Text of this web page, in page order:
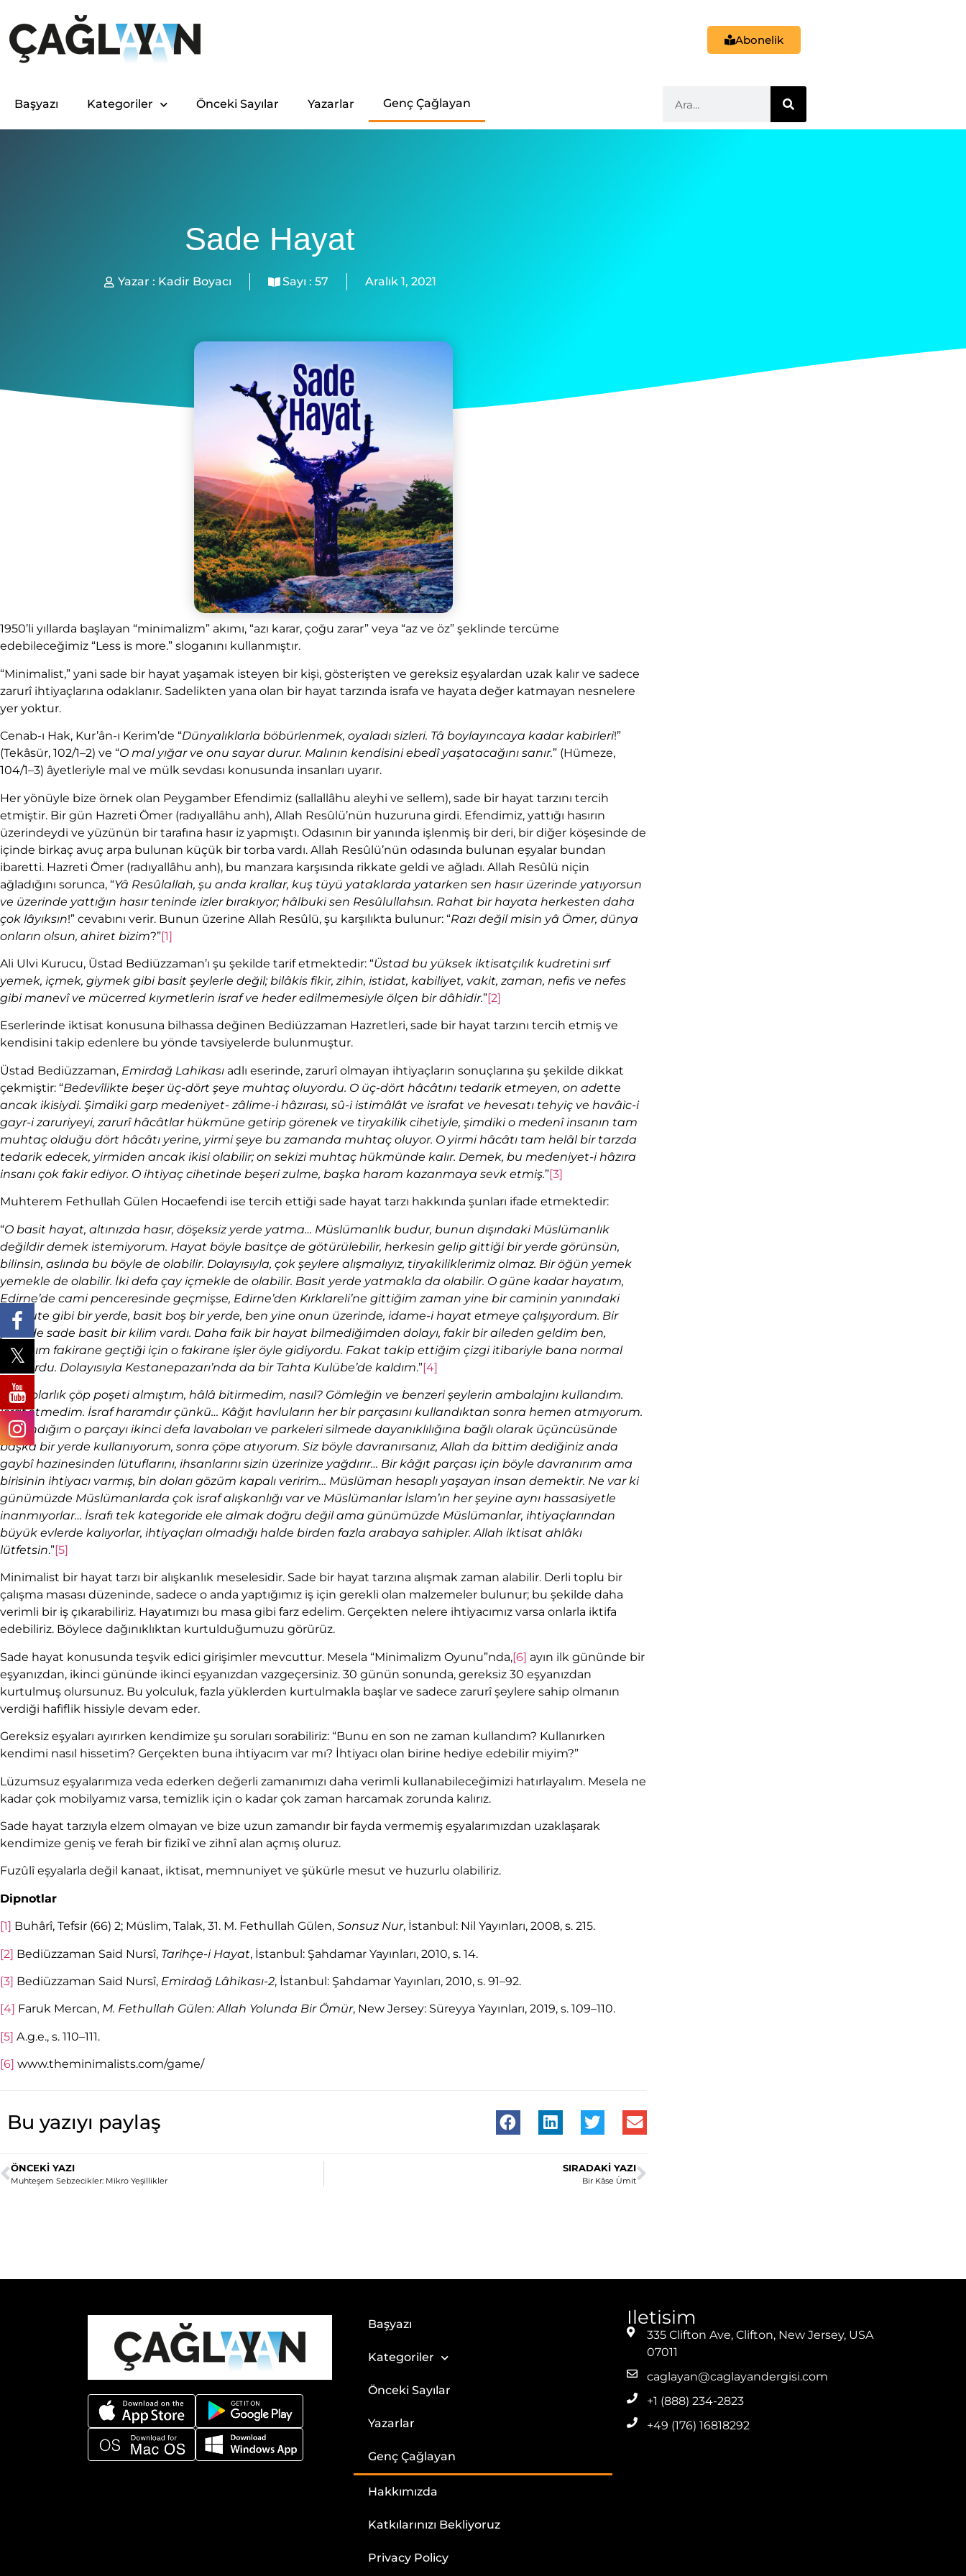
Abonelik
Başyazı Kategoriler Önceki Sayılar Yazarlar Genç Çağlayan
Sade Hayat
Yazar : Kadir Boyacı Sayı : 57 Aralık 1, 2021
1950’li yıllarda başlayan “minimalizm” akımı, “azı karar, çoğu zarar” veya “az ve öz” şeklinde tercüme
edebileceğimiz “Less is more.” sloganını kullanmıştır.
“Minimalist,” yani sade bir hayat yaşamak isteyen bir kişi, gösterişten ve gereksiz eşyalardan uzak kalır ve sadece
zarurî ihtiyaçlarına odaklanır. Sadelikten yana olan bir hayat tarzında israfa ve hayata değer katmayan nesnelere
yer yoktur.
Cenab-ı Hak, Kur’ân-ı Kerim’de “Dünyalıklarla böbürlenmek, oyaladı sizleri. Tâ boylayıncaya kadar kabirleri!”
(Tekâsür, 102/1–2) ve “O mal yığar ve onu sayar durur. Malının kendisini ebedî yaşatacağını sanır.” (Hümeze,
104/1–3) âyetleriyle mal ve mülk sevdası konusunda insanları uyarır.
Her yönüyle bize örnek olan Peygamber Efendimiz (sallallâhu aleyhi ve sellem), sade bir hayat tarzını tercih
etmiştir. Bir gün Hazreti Ömer (radıyallâhu anh), Allah Resûlü’nün huzuruna girdi. Efendimiz, yattığı hasırın
üzerindeydi ve yüzünün bir tarafına hasır iz yapmıştı. Odasının bir yanında işlenmiş bir deri, bir diğer köşesinde de
içinde birkaç avuç arpa bulunan küçük bir torba vardı. Allah Resûlü’nün odasında bulunan eşyalar bundan
ibaretti. Hazreti Ömer (radıyallâhu anh), bu manzara karşısında rikkate geldi ve ağladı. Allah Resûlü niçin
ağladığını sorunca, “Yâ Resûlallah, şu anda krallar, kuş tüyü yataklarda yatarken sen hasır üzerinde yatıyorsun
ve üzerinde yattığın hasır teninde izler bırakıyor; hâlbuki sen Resûlullahsın. Rahat bir hayata herkesten daha
çok lâyıksın!” cevabını verir. Bunun üzerine Allah Resûlü, şu karşılıkta bulunur: “Razı değil misin yâ Ömer, dünya
onların olsun, ahiret bizim?”[1]
Ali Ulvi Kurucu, Üstad Bediüzzaman’ı şu şekilde tarif etmektedir: “Üstad bu yüksek iktisatçılık kudretini sırf
yemek, içmek, giymek gibi basit şeylerle değil; bilâkis fikir, zihin, istidat, kabiliyet, vakit, zaman, nefis ve nefes
gibi manevî ve mücerred kıymetlerin israf ve heder edilmemesiyle ölçen bir dâhidir.”[2]
Eserlerinde iktisat konusuna bilhassa değinen Bediüzzaman Hazretleri, sade bir hayat tarzını tercih etmiş ve
kendisini takip edenlere bu yönde tavsiyelerde bulunmuştur.
Üstad Bediüzzaman, Emirdağ Lahikası adlı eserinde, zarurî olmayan ihtiyaçların sonuçlarına şu şekilde dikkat
çekmiştir: “Bedevîlikte beşer üç-dört şeye muhtaç oluyordu. O üç-dört hâcâtını tedarik etmeyen, on adette
ancak ikisiydi. Şimdiki garp medeniyet- zâlime-i hâzırası, sû-i istimâlât ve israfat ve hevesatı tehyiç ve havâic-i
gayr-i zaruriyeyi, zarurî hâcâtlar hükmüne getirip görenek ve tiryakilik cihetiyle, şimdiki o medenî insanın tam
muhtaç olduğu dört hâcâtı yerine, yirmi şeye bu zamanda muhtaç oluyor. O yirmi hâcâtı tam helâl bir tarzda
tedarik edecek, yirmiden ancak ikisi olabilir; on sekizi muhtaç hükmünde kalır. Demek, bu medeniyet-i hâzıra
insanı çok fakir ediyor. O ihtiyaç cihetinde beşeri zulme, başka haram kazanmaya sevk etmiş.”[3]
Muhterem Fethullah Gülen Hocaefendi ise tercih ettiği sade hayat tarzı hakkında şunları ifade etmektedir:
“O basit hayat, altınızda hasır, döşeksiz yerde yatma… Müslümanlık budur, bunun dışındaki Müslümanlık
değildir demek istemiyorum. Hayat böyle basitçe de götürülebilir, herkesin gelip gittiği bir yerde görünsün,
bilinsin, aslında bu böyle de olabilir. Dolayısıyla, çok şeylere alışmalıyız, tiryakiliklerimiz olmaz. Bir öğün yemek
yemekle de olabilir. İki defa çay içmekle de olabilir. Basit yerde yatmakla da olabilir. O güne kadar hayatım,
Edirne’de cami penceresinde geçmişse, Edirne’den Kırklareli’ne gittiğim zaman yine bir caminin yanındaki
meşrute gibi bir yerde, basit boş bir yerde, ben yine onun üzerinde, idame-i hayat etmeye çalışıyordum. Bir
yerinde sade basit bir kilim vardı. Daha faik bir hayat bilmediğimden dolayı, fakir bir aileden geldim ben,
hayatım fakirane geçtiği için o fakirane işler öyle gidiyordu. Fakat takip ettiğim çizgi itibariyle bana normal
geliyordu. Dolayısıyla Kestanepazarı’nda da bir Tahta Kulübe’de kaldım.”[4]
Bir dolarlık çöp poşeti almıştım, hâlâ bitirmedim, nasıl? Gömleğin ve benzeri şeylerin ambalajını kullandım.
İsraf etmedim. İsraf haramdır çünkü… Kâğıt havluların her bir parçasını kullandıktan sonra hemen atmıyorum.
Kullandığım o parçayı ikinci defa lavaboları ve parkeleri silmede dayanıklılığına bağlı olarak üçüncüsünde
başka bir yerde kullanıyorum, sonra çöpe atıyorum. Siz böyle davranırsanız, Allah da bittim dediğiniz anda
gaybî hazinesinden lütuflarını, ihsanlarını sizin üzerinize yağdırır… Bir kâğıt parçası için böyle davranırım ama
birisinin ihtiyacı varmış, bin doları gözüm kapalı veririm… Müslüman hesaplı yaşayan insan demektir. Ne var ki
günümüzde Müslümanlarda çok israf alışkanlığı var ve Müslümanlar İslam’ın her şeyine aynı hassasiyetle
inanmıyorlar… İsrafı tek kategoride ele almak doğru değil ama günümüzde Müslümanlar, ihtiyaçlarından
büyük evlerde kalıyorlar, ihtiyaçları olmadığı halde birden fazla arabaya sahipler. Allah iktisat ahlâkı
lütfetsin.”[5]
Minimalist bir hayat tarzı bir alışkanlık meselesidir. Sade bir hayat tarzına alışmak zaman alabilir. Derli toplu bir
çalışma masası düzeninde, sadece o anda yaptığımız iş için gerekli olan malzemeler bulunur; bu şekilde daha
verimli bir iş çıkarabiliriz. Hayatımızı bu masa gibi farz edelim. Gerçekten nelere ihtiyacımız varsa onlarla iktifa
edebiliriz. Böylece dağınıklıktan kurtulduğumuzu görürüz.
Sade hayat konusunda teşvik edici girişimler mevcuttur. Mesela “Minimalizm Oyunu”nda,[6] ayın ilk gününde bir
eşyanızdan, ikinci gününde ikinci eşyanızdan vazgeçersiniz. 30 günün sonunda, gereksiz 30 eşyanızdan
kurtulmuş olursunuz. Bu yolculuk, fazla yüklerden kurtulmakla başlar ve sadece zarurî şeylere sahip olmanın
verdiği hafiflik hissiyle devam eder.
Gereksiz eşyaları ayırırken kendimize şu soruları sorabiliriz: “Bunu en son ne zaman kullandım? Kullanırken
kendimi nasıl hissetim? Gerçekten buna ihtiyacım var mı? İhtiyacı olan birine hediye edebilir miyim?”
Lüzumsuz eşyalarımıza veda ederken değerli zamanımızı daha verimli kullanabileceğimizi hatırlayalım. Mesela ne
kadar çok mobilyamız varsa, temizlik için o kadar çok zaman harcamak zorunda kalırız.
Sade hayat tarzıyla elzem olmayan ve bize uzun zamandır bir fayda vermemiş eşyalarımızdan uzaklaşarak
kendimize geniş ve ferah bir fizikî ve zihnî alan açmış oluruz.
Fuzûlî eşyalarla değil kanaat, iktisat, memnuniyet ve şükürle mesut ve huzurlu olabiliriz.
Dipnotlar
[1] Buhârî, Tefsir (66) 2; Müslim, Talak, 31. M. Fethullah Gülen, Sonsuz Nur, İstanbul: Nil Yayınları, 2008, s. 215.
[2] Bediüzzaman Said Nursî, Tarihçe-i Hayat, İstanbul: Şahdamar Yayınları, 2010, s. 14.
[3] Bediüzzaman Said Nursî, Emirdağ Lâhikası-2, İstanbul: Şahdamar Yayınları, 2010, s. 91–92.
[4] Faruk Mercan, M. Fethullah Gülen: Allah Yolunda Bir Ömür, New Jersey: Süreyya Yayınları, 2019, s. 109–110.
[5] A.g.e., s. 110–111.
[6] www.theminimalists.com/game/
Bu yazıyı paylaş
ÖNCEKI YAZI
Muhteşem Sebzecikler: Mikro Yeşillikler
SIRADAKI YAZI
Bir Kâse Ümit
Başyazı
Kategoriler
Önceki Sayılar
Yazarlar
Genç Çağlayan
Hakkımızda
Katkılarınızı Bekliyoruz
Privacy Policy
Iletisim
335 Clifton Ave, Clifton, New Jersey, USA
07011
caglayan@caglayandergisi.com
+1 (888) 234-2823
+49 (176) 16818292